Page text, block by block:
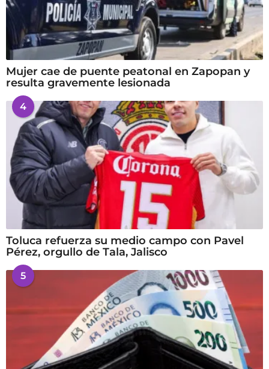
Mujer cae de puente peatonal en Zapopan y
resulta gravemente lesionada
4
Toluca refuerza su medio campo con Pavel
Pérez, orgullo de Tala, Jalisco
5